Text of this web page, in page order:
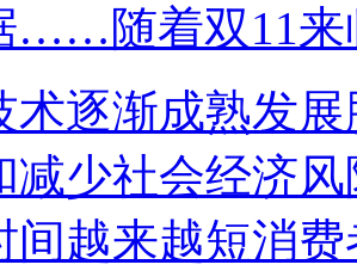
……随着双11来
术逐渐成熟发
减少社会经济风
间越来越短消